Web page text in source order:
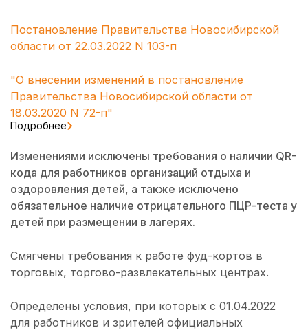
Постановление Правительства Новосибирской
области от 22.03.2022 N 103-п
"О внесении изменений в постановление
Правительства Новосибирской области от
18.03.2020 N 72-п"
Подробнее
Изменениями исключены требования о наличии QR-
кода для работников организаций отдыха и
оздоровления детей, а также исключено
обязательное наличие отрицательного ПЦР-теста у
детей при размещении в лагерях.
Смягчены требования к работе фуд-кортов в
торговых, торгово-развлекательных центрах.
Определены условия, при которых с 01.04.2022
для работников и зрителей официальных